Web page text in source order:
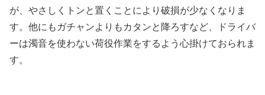
が、やさしくトンと置くことにより破損が少なくなりま
す。他にもガチャンよりもカタンと降ろすなど、ドライバ
ーは濁音を使わない荷役作業をするよう心掛けておられま
す。